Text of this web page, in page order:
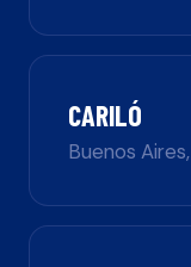
CARILÓ
Buenos Aires,